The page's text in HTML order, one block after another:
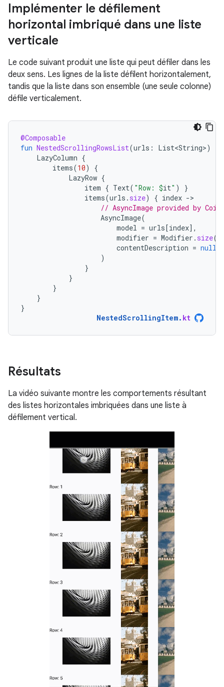
Implémenter le défilement
horizontal imbriqué dans une liste
verticale
Le code suivant produit une liste qui peut défiler dans les
deux sens. Les lignes de la liste défilent horizontalement,
tandis que la liste dans son ensemble (une seule colonne)
défile verticalement.
@Composable
fun NestedScrollingRowsList(urls : List<String>)
LazyColumn {
items(10)
{
LazyRow {
item { Text( "Row: $it" )
}
items(urls . size) { index -
// AsyncImage provided by
AsyncImage(
model = urls[index] ,
modifier = Modifier . size(
contentDescription = null
)
}
}
}
}
}
NestedScrollingItem. kt
Résultats
La vidéo suivante montre les comportements résultant
des listes horizontales imbriquées dans une liste à
défilement vertical.